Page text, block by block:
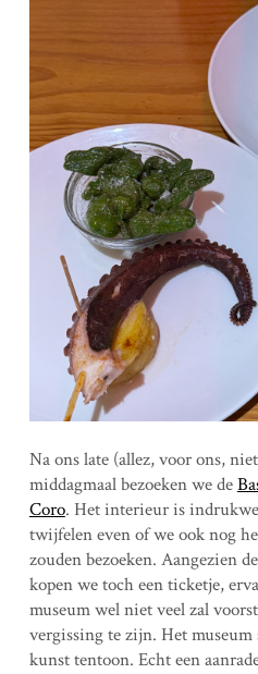
Na ons late (allez, voor ons,
middagmaal bezoeken we de
Coro. Het interieur is
twijfelen even of we ook nog
zouden bezoeken. Aangezien
kopen we toch een ticketje,
museum wel niet veel zal
vergissing te zijn. Het
kunst tentoon. Echt een